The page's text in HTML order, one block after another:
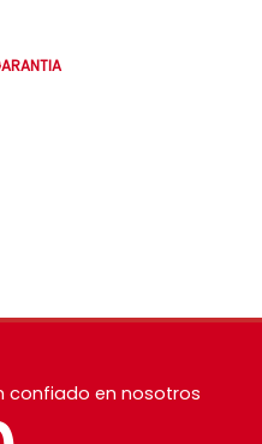
confiado en nosotros